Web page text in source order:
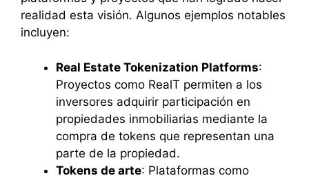
realidad esta visión. Algunos ejemplos notables
incluyen:
Real Estate Tokenization Platforms:
Proyectos como RealT permiten a los
inversores adquirir participación en
propiedades inmobiliarias mediante la
compra de tokens que representan una
parte de la propiedad.
Tokens de arte: Plataformas como